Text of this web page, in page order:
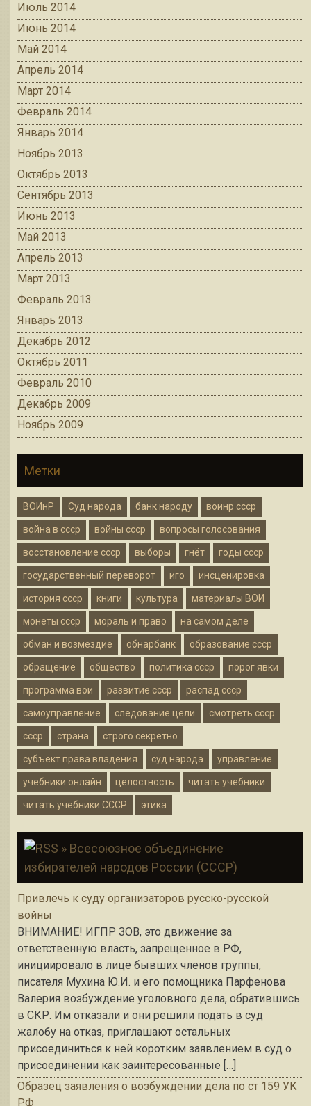
Июль 2014
Июнь 2014
Май 2014
Апрель 2014
Март 2014
Февраль 2014
Январь 2014
Ноябрь 2013
Октябрь 2013
Сентябрь 2013
Июнь 2013
Май 2013
Апрель 2013
Март 2013
Февраль 2013
Январь 2013
Декабрь 2012
Октябрь 2011
Февраль 2010
Декабрь 2009
Ноябрь 2009
Метки
ВОИнР Суд народа банк народу воинр ссср
война в ссср войны ссср вопросы голосования
восстановление ссср выборы гнёт годы ссср
государственный переворот иго инсценировка
история ссср книги культура материалы ВОИ
монеты ссср мораль и право на самом деле
обман и возмездие обнарбанк образование ссср
обращение общество политика ссср порог явки
программа вои развитие ссср распад ссср
самоуправление следование цели смотреть ссср
ссср страна строго секретно
субъект права владения суд народа управление
учебники онлайн целостность читать учебники
читать учебники СССР этика
» Всесоюзное объединение
избирателей народов России (СССР)
Привлечь к суду организаторов русско-русской
войны
ВНИМАНИЕ! ИГПР ЗОВ, это движение за
ответственную власть, запрещенное в РФ,
инициировало в лице бывших членов группы,
писателя Мухина Ю.И. и его помощника Парфенова
Валерия возбуждение уголовного дела, обратившись
в СКР. Им отказали и они решили подать в суд
жалобу на отказ, приглашают остальных
присоединиться к ней коротким заявлением в суд о
присоединении как заинтересованные […]
Образец заявления о возбуждении дела по ст 159 УК
РФ